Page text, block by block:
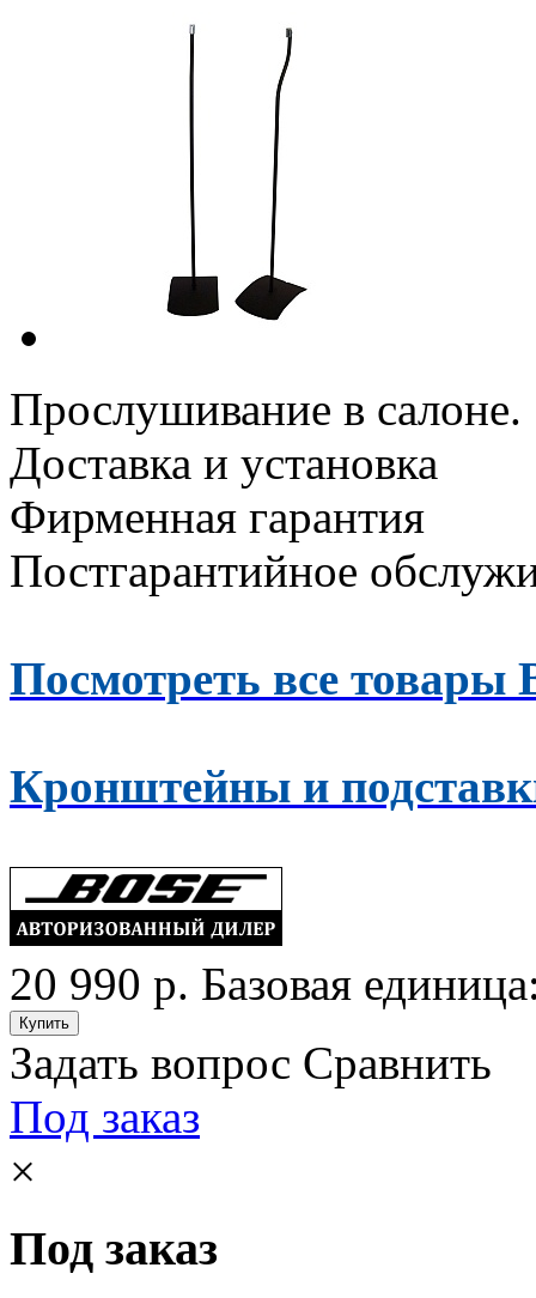
Прослушивание в салоне.
Доставка и установка
Фирменная гарантия
Постгарантийное
Посмотреть все товары
Кронштейны и
20 990 р. Базовая
Задать вопрос Сравнить
Под заказ
×
Под заказ